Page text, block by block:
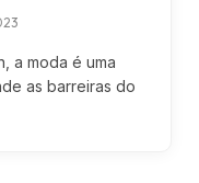
a moda é uma
as barreiras do